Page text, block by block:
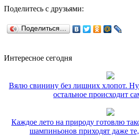
Поделитесь с друзьями:
Поделиться…
Интересное сегодня
Вялю свинину без лишних хлопот.
остальное происходит
Каждое лето на природу готовлю
шампиньонов приходят даже